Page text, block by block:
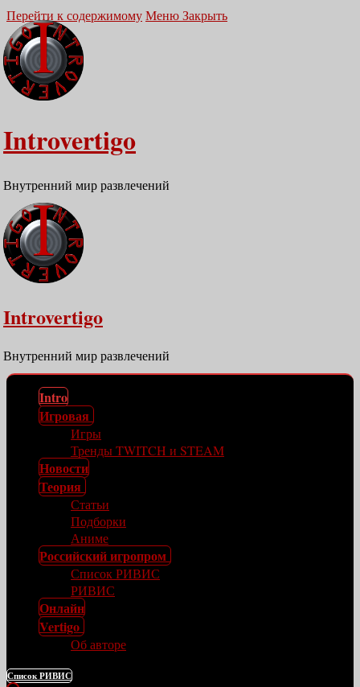
Перейти к содержимомуМенюЗакрыть
Introvertigo
Внутренний мир развлечений
Introvertigo
Внутренний мир развлечений
Intro
Игровая
Игры
Тренды TWITCH и STEAM
Новости
Теория
Статьи
Подборки
Аниме
Российский игропром
Список РИВИС
РИВИС
Онлайн
Vertigo
Об авторе
Список РИВИС